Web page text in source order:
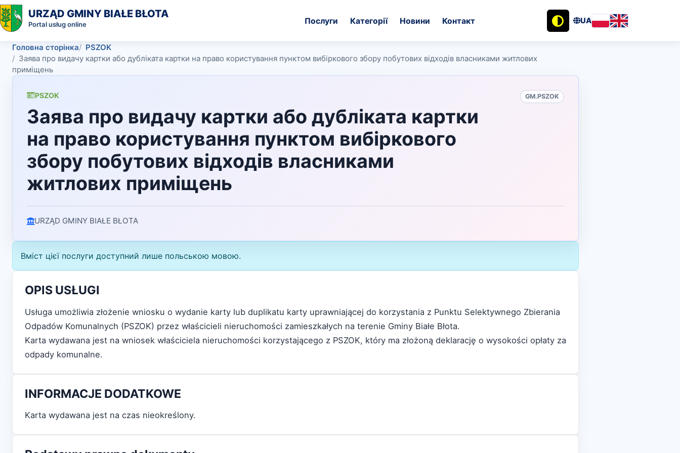
URZĄD GMINY BIAŁE BŁOTA
Portal usług online Послуги Категорії Новини Контакт UA
Головна сторінка
PSZOK
Заява про видачу картки або дубліката картки на право користування пунктом вибіркового збору побутових відходів власниками житлових
приміщень
PSZOK GM.PSZOK
Заява про видачу картки або дубліката картки
на право користування пунктом вибіркового
збору побутових відходів власниками
житлових приміщень
URZĄD GMINY BIAŁE BŁOTA
Вміст цієї послуги доступний лише польською мовою.
OPIS USŁUGI
Usługa umożliwia złożenie wniosku o wydanie karty lub duplikatu karty uprawniającej do korzystania z Punktu Selektywnego Zbierania
Odpadów Komunalnych (PSZOK) przez właścicieli nieruchomości zamieszkałych na terenie Gminy Białe Błota.
Karta wydawana jest na wniosek właściciela nieruchomości korzystającego z PSZOK, który ma złożoną deklarację o wysokości opłaty za
odpady komunalne.
INFORMACJE DODATKOWE
Karta wydawana jest na czas nieokreślony.